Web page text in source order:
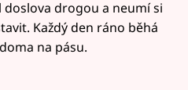
drogou a neumí si
Každý den ráno běhá
na pásu.